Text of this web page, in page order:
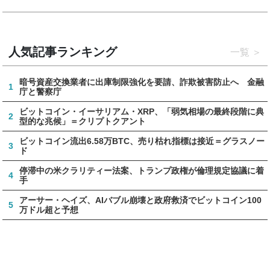
人気記事ランキング 一覧
1
暗号資産交換業者に出庫制限強化を要請、詐欺被害防止へ 金融
庁と警察庁
2
ビットコイン・イーサリアム・XRP、「弱気相場の最終段階に典
型的な兆候」＝クリプトクアント
3
ビットコイン流出6.58万BTC、売り枯れ指標は接近＝グラスノー
ド
4
停滞中の米クラリティー法案、トランプ政権が倫理規定協議に着
手
5
アーサー・ヘイズ、AIバブル崩壊と政府救済でビットコイン100
万ドル超と予想